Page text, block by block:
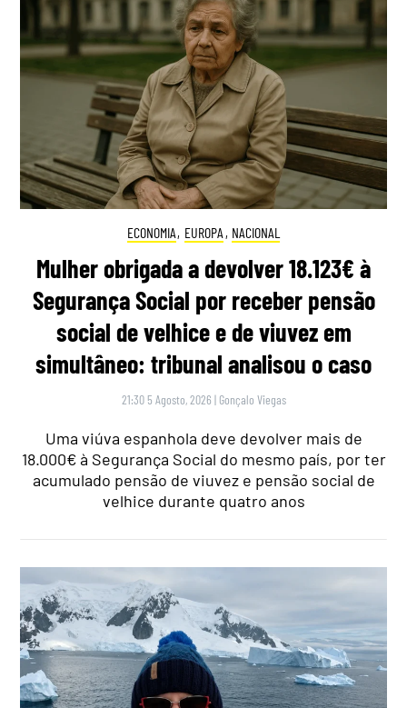
ECONOMIA, EUROPA , NACIONAL
Mulher obrigada a devolver 18.123€ à
Segurança Social por receber pensão
social de velhice e de viuvez em
simultâneo: tribunal analisou o caso
21:30 5 Agosto, 2026 | Gonçalo Viegas
Uma viúva espanhola deve devolver mais de
18.000€ à Segurança Social do mesmo país, por ter
acumulado pensão de viuvez e pensão social de
velhice durante quatro anos